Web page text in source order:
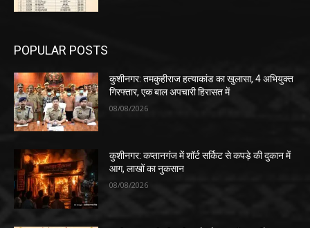
POPULAR POSTS
कुशीनगर: तमकुहीराज हत्याकांड का खुलासा, 4 अभियुक्त
गिरफ्तार, एक बाल अपचारी हिरासत में
08/08/2026
कुशीनगर: कप्तानगंज में शॉर्ट सर्किट से कपड़े की दुकान में
आग, लाखों का नुकसान
08/08/2026